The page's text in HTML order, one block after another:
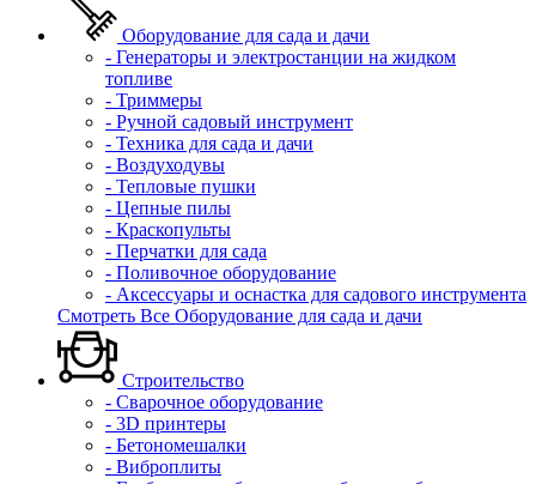
Оборудование для сада и дачи
- Генераторы и электростанции на жидком
топливе
- Триммеры
- Ручной садовый инструмент
- Техника для сада и дачи
- Воздуходувы
- Тепловые пушки
- Цепные пилы
- Краскопульты
- Перчатки для сада
- Поливочное оборудование
- Аксессуары и оснастка для садового инструмента
Смотреть Все Оборудование для сада и дачи
Строительство
- Сварочное оборудование
- 3D принтеры
- Бетономешалки
- Виброплиты